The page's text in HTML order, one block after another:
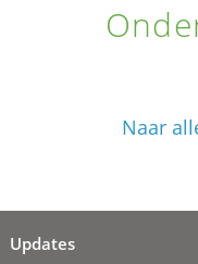
Naar
Updates